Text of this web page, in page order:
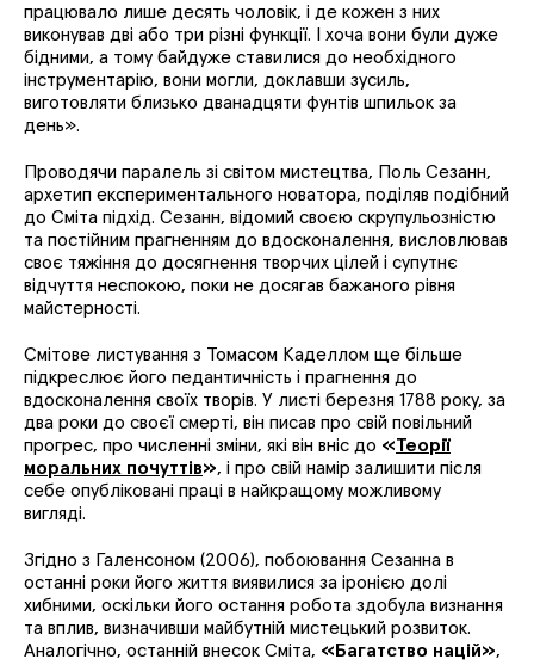
працювало лише десять чоловік, і де кожен з них
виконував дві або три різні функції. І хоча вони були дуже
бідними, а тому байдуже ставилися до необхідного
інструментарію, вони могли, доклавши зусиль,
виготовляти близько дванадцяти фунтів шпильок за
день».
Проводячи паралель зі світом мистецтва, Поль Сезанн,
архетип експериментального новатора, поділяв подібний
до Сміта підхід. Сезанн, відомий своєю скрупульозністю
та постійним прагненням до вдосконалення, висловлював
своє тяжіння до досягнення творчих цілей і супутнє
відчуття неспокою, поки не досягав бажаного рівня
майстерності.
Смітове листування з Томасом Каделлом ще більше
підкреслює його педантичність і прагнення до
вдосконалення своїх творів. У листі березня 1788 року, за
два роки до своєї смерті, він писав про свій повільний
прогрес, про численні зміни, які він вніс до «Теорії
моральних почуттів», і про свій намір залишити після
себе опубліковані праці в найкращому можливому
вигляді.
Згідно з Галенсоном (2006), побоювання Сезанна в
останні роки його життя виявилися за іронією долі
хибними, оскільки його остання робота здобула визнання
та вплив, визначивши майбутній мистецький розвиток.
Аналогічно, останній внесок Сміта, «Багатство націй»,